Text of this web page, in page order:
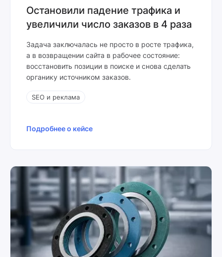
Остановили падение трафика и
увеличили число заказов в 4 раза
Задача заключалась не просто в росте трафика,
а в возвращении сайта в рабочее состояние:
восстановить позиции в поиске и снова сделать
органику источником заказов.
SEO и реклама
Подробнее о кейсе